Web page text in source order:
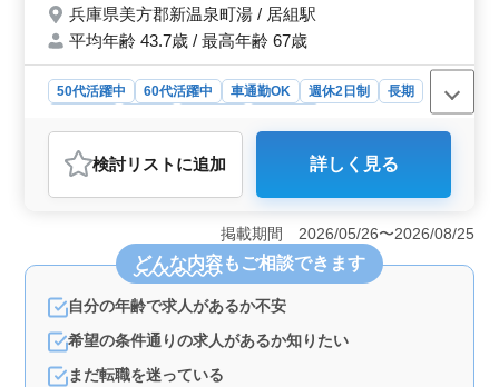
兵庫県美方郡新温泉町湯 / 居組駅
平均年齢 43.7歳 / 最高年齢 67歳
50代活躍中 60代活躍中 車通勤OK 週休2日制
長期
調理師・調理補助・スタッフ
おすすめポイント
＜ワークライフバランス＞ 週休2日制を採用しており、
仕事とプライベートのバランスを大切にしながら働ける
環境です。長期勤務が可能で、安定して働きたい方に適
しています。 ＜幅広い年齢層が活躍中＞ 50代、60
代の採用実績があり、ブランクのある方も歓迎で、経験
を活かして再びキャリアを築きたい方にも最適です。年
齢を問わず活躍できる職場です。 ＜充実した福利厚
生＞ 社会保険完備で、福利厚生面も充実しておりま
す。 また、車通勤が可能で通勤の利便性も高いです。
検討リスト に追加 詳しく見る
掲載期間 2026/05/26〜2026/08/25
どんな内容もご相談できます
自分の年齢で求人があるか不安
希望の条件通りの求人があるか知りたい
まだ転職を迷っている